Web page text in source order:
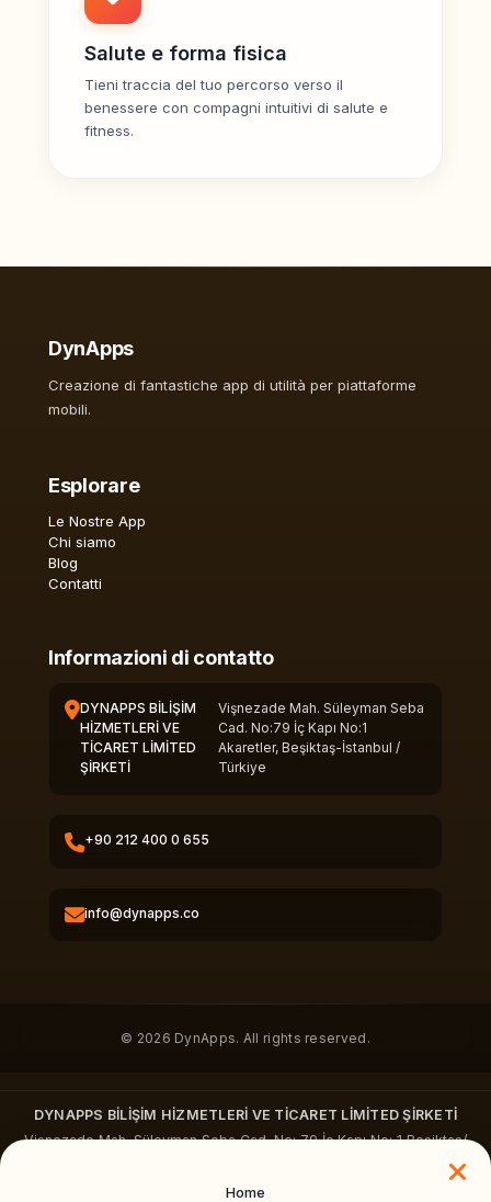
Home
Salute e forma fisica
Tieni traccia del tuo percorso verso il
benessere con compagni intuitivi di salute e
fitness.
DynApps
Creazione di fantastiche app di utilità per piattaforme
mobili.
Esplorare
Le Nostre App
Chi siamo
Blog
Contatti
Informazioni di contatto
DYNAPPS BİLİŞİM
HİZMETLERİ VE
TİCARET LİMİTED
ŞİRKETİ
Vişnezade Mah. Süleyman Seba
Cad. No:79 İç Kapı No:1
Akaretler, Beşiktaş-İstanbul /
Türkiye
+90 212 400 0 655
info@dynapps.co
© 2026 DynApps. All rights reserved.
DYNAPPS BİLİŞİM HİZMETLERİ VE TİCARET LİMİTED ŞİRKETİ
Vişnezade Mah. Süleyman Seba Cad. No: 79 İç Kapı No: 1 Beşiktaş/
+90 212 400 0655